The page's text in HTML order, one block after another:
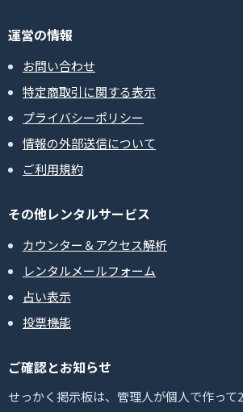
運営の情報
お問い合わせ
特定商取引に関する表示
プライバシーポリシー
情報の外部送信について
ご利用規約
その他レンタルサービス
カウンター＆アクセス解析
レンタルメールフォーム
占い表示
投票機能
ご確認とお知らせ
せっかく掲示板は、管理人が個人で作って